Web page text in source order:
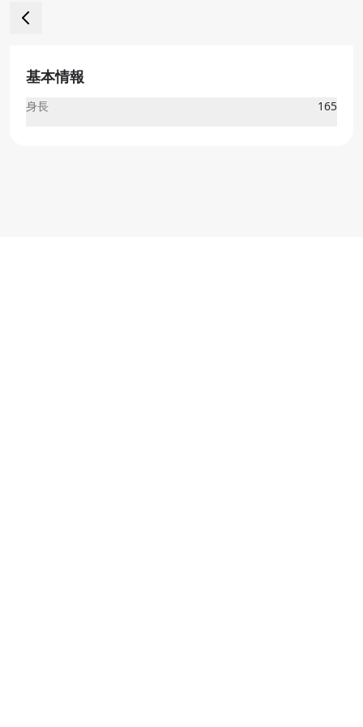
基本情報
身長 165